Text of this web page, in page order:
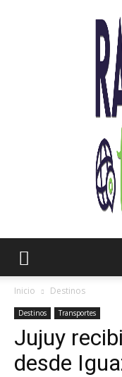
Inicio Destinos
Destinos Transportes
Jujuy
desde